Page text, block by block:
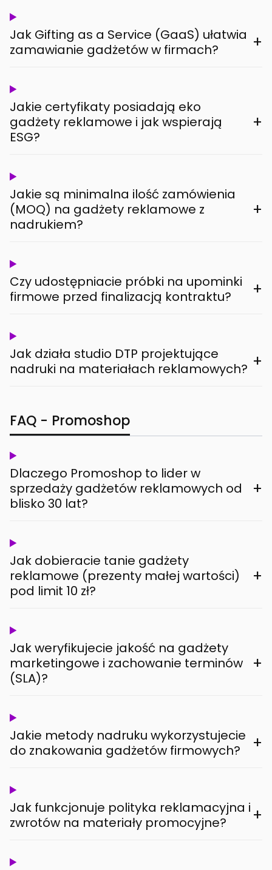
Jak Gifting as a Service (GaaS) ułatwia
zamawianie gadżetów w firmach?
+
Jakie certyfikaty posiadają eko
gadżety reklamowe i jak wspierają
ESG?
+
Jakie są minimalna ilość zamówienia
(MOQ) na gadżety reklamowe z
nadrukiem?
+
Czy udostępniacie próbki na upominki
firmowe przed finalizacją kontraktu?
+
Jak działa studio DTP projektujące
nadruki na materiałach reklamowych? +
FAQ - Promoshop
Dlaczego Promoshop to lider w
sprzedaży gadżetów reklamowych od
blisko 30 lat?
+
Jak dobieracie tanie gadżety
reklamowe (prezenty małej wartości)
pod limit 10 zł?
+
Jak weryfikujecie jakość na gadżety
marketingowe i zachowanie terminów
(SLA)?
+
Jakie metody nadruku wykorzystujecie
do znakowania gadżetów firmowych?
+
Jak funkcjonuje polityka reklamacyjna i
zwrotów na materiały promocyjne?
+